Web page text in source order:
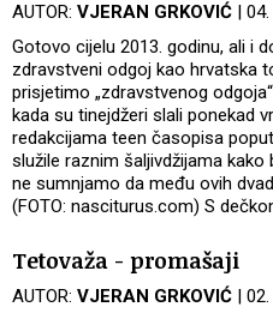
AUTOR: VJERAN GRKOVIĆ |
Gotovo cijelu 2013. godinu, ali i
zdravstveni odgoj kao hrvatska
prisjetimo „zdravstvenog
kada su tinejdžeri slali ponekad
redakcijama teen časopisa
služile raznim šaljivdžijama
ne sumnjamo da među ovih
(FOTO: nasciturus.com) S
Tetovaža - promašaji
AUTOR: VJERAN GRKOVIĆ |